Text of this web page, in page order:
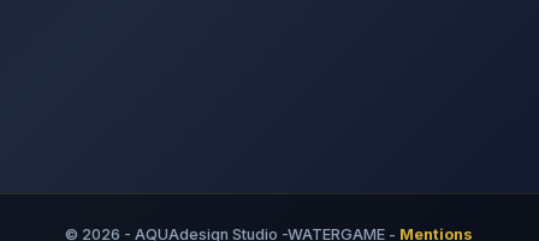
© 2026 - AQUAdesign Studio -WATERGAME - Mentions